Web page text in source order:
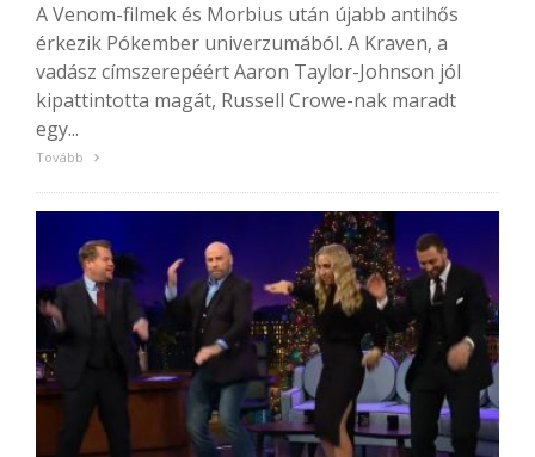
A Venom-filmek és Morbius után újabb antihős
érkezik Pókember univerzumából. A Kraven, a
vadász címszerepéért Aaron Taylor-Johnson jól
kipattintotta magát, Russell Crowe-nak maradt
egy...
Tovább